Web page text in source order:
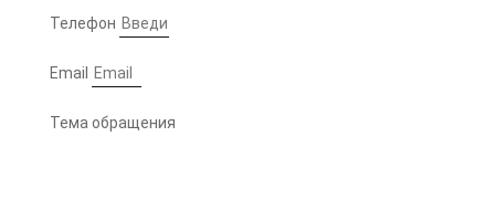
Телефон
Email
Тема обращения